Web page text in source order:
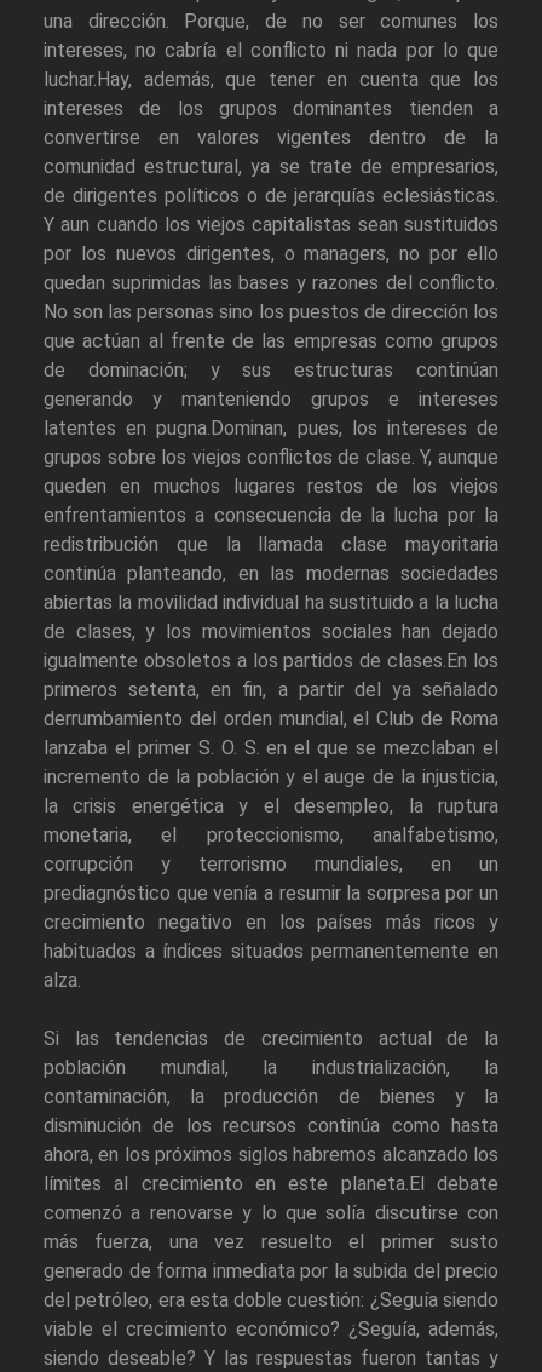
una dirección. Porque, de no ser comunes los
intereses, no cabría el conflicto ni nada por lo que
luchar.Hay, además, que tener en cuenta que los
intereses de los grupos dominantes tienden a
convertirse en valores vigentes dentro de la
comunidad estructural, ya se trate de empresarios,
de dirigentes políticos o de jerarquías eclesiásticas.
Y aun cuando los viejos capitalistas sean sustituidos
por los nuevos dirigentes, o managers, no por ello
quedan suprimidas las bases y razones del conflicto.
No son las personas sino los puestos de dirección los
que actúan al frente de las empresas como grupos
de dominación; y sus estructuras continúan
generando y manteniendo grupos e intereses
latentes en pugna.Dominan, pues, los intereses de
grupos sobre los viejos conflictos de clase. Y, aunque
queden en muchos lugares restos de los viejos
enfrentamientos a consecuencia de la lucha por la
redistribución que la llamada clase mayoritaria
continúa planteando, en las modernas sociedades
abiertas la movilidad individual ha sustituido a la lucha
de clases, y los movimientos sociales han dejado
igualmente obsoletos a los partidos de clases.En los
primeros setenta, en fin, a partir del ya señalado
derrumbamiento del orden mundial, el Club de Roma
lanzaba el primer S. O. S. en el que se mezclaban el
incremento de la población y el auge de la injusticia,
la crisis energética y el desempleo, la ruptura
monetaria, el proteccionismo, analfabetismo,
corrupción y terrorismo mundiales, en un
prediagnóstico que venía a resumir la sorpresa por un
crecimiento negativo en los países más ricos y
habituados a índices situados permanentemente en
alza.
Si las tendencias de crecimiento actual de la
población mundial, la industrialización, la
contaminación, la producción de bienes y la
disminución de los recursos continúa como hasta
ahora, en los próximos siglos habremos alcanzado los
límites al crecimiento en este planeta.El debate
comenzó a renovarse y lo que solía discutirse con
más fuerza, una vez resuelto el primer susto
generado de forma inmediata por la subida del precio
del petróleo, era esta doble cuestión: ¿Seguía siendo
viable el crecimiento económico? ¿Seguía, además,
siendo deseable? Y las respuestas fueron tantas y